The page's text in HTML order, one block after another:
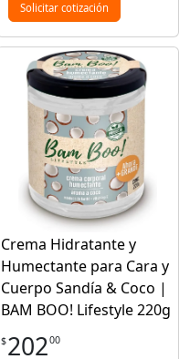
Solicitar cotización
Crema Hidratante y
Humectante para Cara y
Cuerpo Sandía & Coco |
BAM BOO! Lifestyle 220g
$20200